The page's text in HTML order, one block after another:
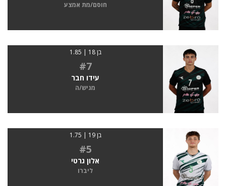
חוסם/מת אמצע
בן 18 | 1.85
#7
עידו חבר
מגיש/ה
בן 19 | 1.75
#5
אלון גרטי
ליברו